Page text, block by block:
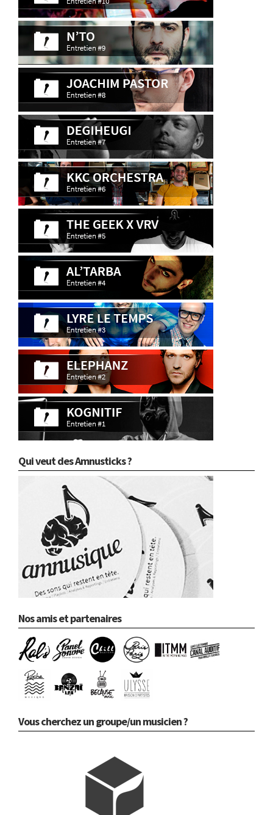
Qui veut des Amnusticks ?
Nos amis et partenaires
Vous cherchez un groupe/un musicien ?